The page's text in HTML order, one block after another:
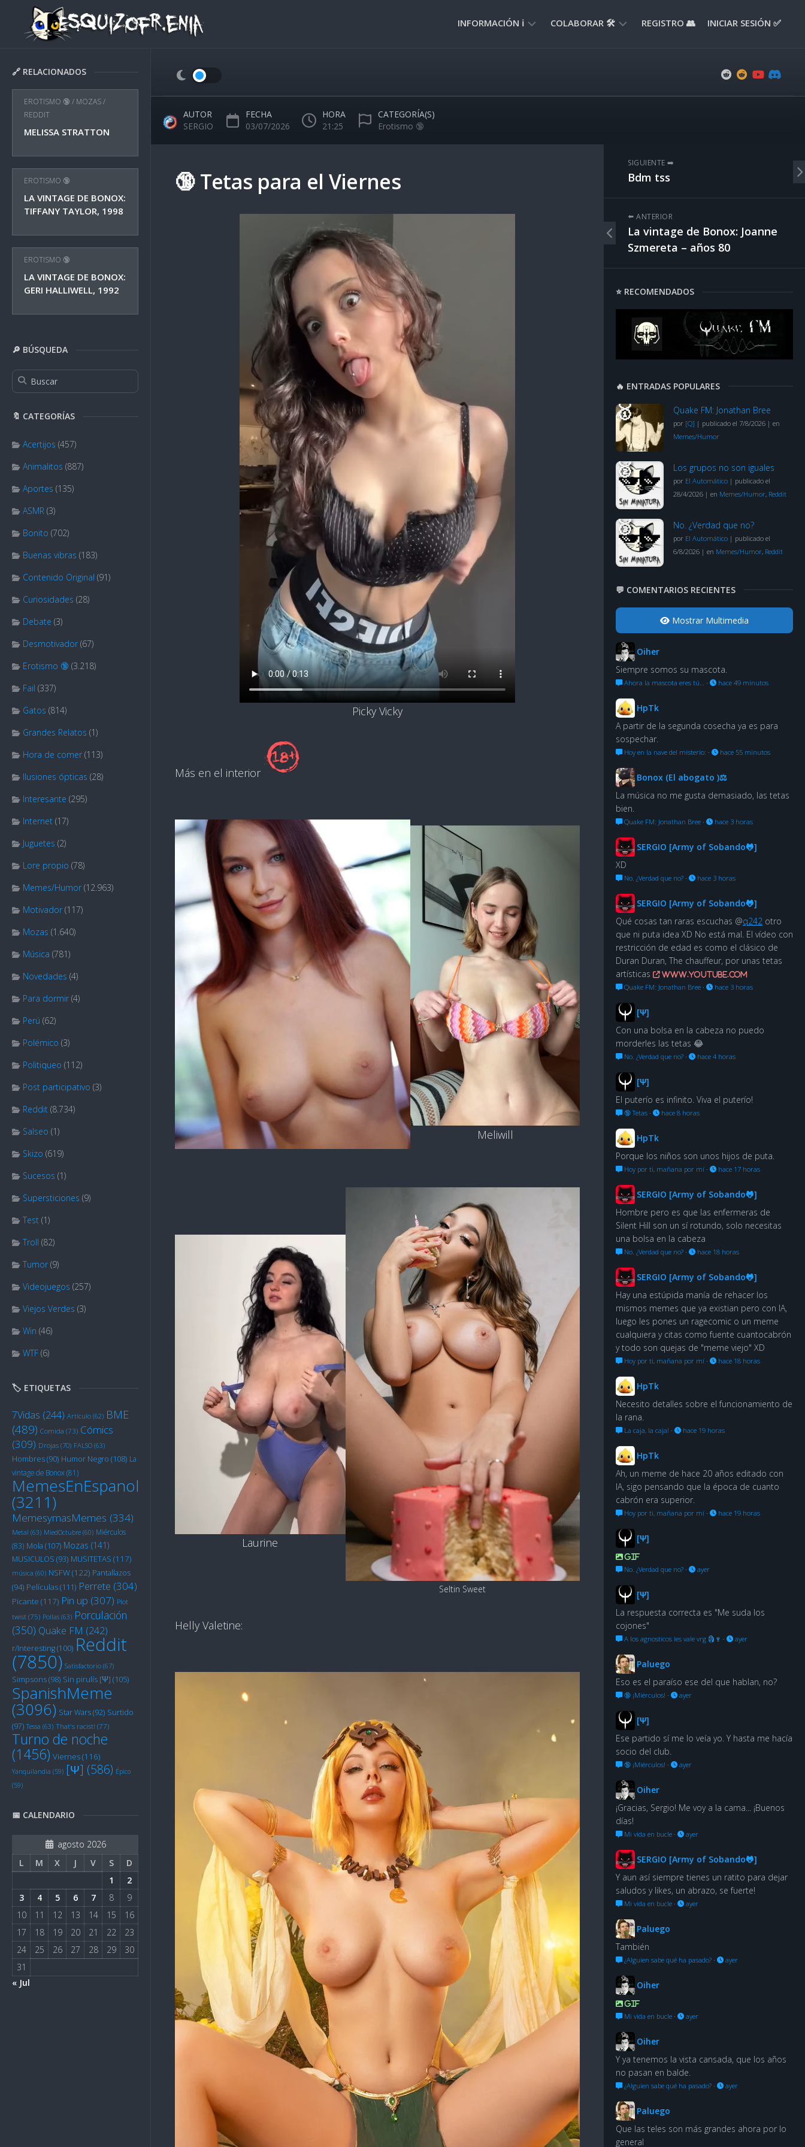
content
INFORMACIÓN ℹ️
NORMAS
COLABORAR 🛠️ REGISTRO 👥 INICIAR SESIÓN ✅
🔗 RELACIONADOS
EROTISMO 🔞/ MOZAS/
REDDIT
MELISSA STRATTON
EROTISMO 🔞
LA VINTAGE DE BONOX:
TIFFANY TAYLOR, 1998
EROTISMO 🔞
LA VINTAGE DE BONOX:
GERI HALLIWELL, 1992
🔎 BÚSQUEDA
🔖 CATEGORÍAS
Acertijos (457)
Animalitos (887)
Aportes (135)
ASMR (3)
Bonito (702)
Buenas vibras (183)
Contenido Original (91)
Curiosidades (28)
Debate (3)
Desmotivador (67)
Erotismo 🔞 (3.218)
Fail (337)
Gatos (814)
Grandes Relatos (1)
Hora de comer (113)
Ilusiones ópticas (28)
Interesante (295)
Internet (17)
Juguetes (2)
Lore propio (78)
Memes/Humor (12.963)
Motivador (117)
Mozas (1.640)
Música (781)
Novedades (4)
Para dormir (4)
Perú (62)
Polémico (3)
Politiqueo (112)
Post participativo (3)
Reddit (8.734)
Salseo (1)
Skizo (619)
Sucesos (1)
Supersticiones (9)
Test (1)
Troll (82)
Tumor (9)
Videojuegos (257)
Viejos Verdes (3)
Win (46)
WTF (6)
🏷️ ETIQUETAS
7Vidas (244) Artículo (62) BME
(489) Comida (73) Cómics
(309) Drojas (70) FALSO (63)
Hombres(90) Humor Negro (108) La
vintage de Bonox(81)
MemesEnEspanol
(3211)
MemesymasMemes (334)
Metal (63) MiedOctubre (60) Miérculos
(83) Mola (107) Mozas (141)
MUSICULOS (93) MUSITETAS (117)
música (60) NSFW(122) Pantallazos
(94) Películas(111) Perrete (304)
Picante (117) Pin up (307) Plot
twist (75) Pollas (63) Porculación
(350) Quake FM (242)
r/Interesting(100) Reddit
(7850) Satisfactorio (67)
Simpsons(98) Sin pirulís [Ψ] (105)
SpanishMeme
(3096) Star Wars(92) Surtido
(97) Tessa (63) That's racist! (77)
Turno de noche
(1456) Viernes(116)
Yanquilandia (59) [Ψ] (586) Épico
(59)
📅 CALENDARIO
agosto 2026
L
M X J V S
D
1
2
3
4 5 6 7 8
9
10
11 12 13 14 15
16
17
18 19 20 21 22
23
24
25 26 27 28 29
30
31
« Jul
AUTOR
SERGIO
FECHA
03/07/2026
HORA
21:25
CATEGORÍA(S)
Erotismo 🔞
🔞 Tetas para el Viernes
Picky Vicky
Más en el interior
Meliwill
Laurine
Seltin Sweet
Helly Valetine:
SIGUIENTE ➡️
Bdm tss
⬅️ ANTERIOR
La vintage de Bonox: Joanne
Szmereta – años 80
⭐ RECOMENDADOS
🔥 ENTRADAS POPULARES
Quake FM: Jonathan Bree
por [Q] | publicado el 7/8/2026 | en
Memes/Humor
Los grupos no son iguales
por El Automático | publicado el
28/4/2026 | en Memes/Humor, Reddit
No. ¿Verdad que no?
por El Automático | publicado el
6/8/2026 | en Memes/Humor, Reddit
💬 COMENTARIOS RECIENTES
Mostrar Multimedia
Oiher
Siempre somos su mascota.
Ahora la mascota eres tú… · hace 49 minutos
HpTk
A partir de la segunda cosecha ya es para
sospechar.
Hoy en la nave del misterio: · hace 55 minutos
Bonox (El abogato )⚖
La música no me gusta demasiado, las tetas
bien.
Quake FM: Jonathan Bree · hace 3 horas
SERGIO [Army of Sobando🐸]
XD
No. ¿Verdad que no? · hace 3 horas
SERGIO [Army of Sobando🐸]
Qué cosas tan raras escuchas @q242 otro
que ni puta idea XD No está mal. El vídeo con
restricción de edad es como el clásico de
Duran Duran, The chauffeur, por unas tetas
artísticas
www.youtube.com
Quake FM: Jonathan Bree · hace 3 horas
[Ψ]
Con una bolsa en la cabeza no puedo
morderles las tetas 😂
No. ¿Verdad que no? · hace 4 horas
[Ψ]
El puterío es infinito. Viva el puterío!
🔞 Tetas · hace 8 horas
HpTk
Porque los niños son unos hijos de puta.
Hoy por ti, mañana por mí · hace 17 horas
SERGIO [Army of Sobando🐸]
Hombre pero es que las enfermeras de
Silent Hill son un sí rotundo, solo necesitas
una bolsa en la cabeza
No. ¿Verdad que no? · hace 18 horas
SERGIO [Army of Sobando🐸]
Hay una estúpida manía de rehacer los
mismos memes que ya existian pero con IA,
luego les pones un ragecomic o un meme
cualquiera y citas como fuente cuantocabrón
y todo son quejas de "meme viejo" XD
Hoy por ti, mañana por mí · hace 18 horas
HpTk
Necesito detalles sobre el funcionamiento de
la rana.
La caja, la caja! · hace 19 horas
HpTk
Ah, un meme de hace 20 años editado con
IA, sigo pensando que la época de cuanto
cabrón era superior.
Hoy por ti, mañana por mí · hace 19 horas
[Ψ]
GIF
No. ¿Verdad que no? · ayer
[Ψ]
La respuesta correcta es "Me suda los
cojones"
A los agnosticos les vale vrg 🗿🍷 · ayer
Paluego
Eso es el paraíso ese del que hablan, no?
🔞 ¡Miérculos! · ayer
[Ψ]
Ese partido sí me lo veía yo. Y hasta me hacía
socio del club.
🔞 ¡Miérculos! · ayer
Oiher
¡Gracias, Sergio! Me voy a la cama... ¡Buenos
días!
Mi vida en bucle · ayer
SERGIO [Army of Sobando🐸]
Y aun así siempre tienes un ratito para dejar
saludos y likes, un abrazo, se fuerte!
Mi vida en bucle · ayer
Paluego
También
¿Alguien sabe qué ha pasado? · ayer
Oiher
GIF
Mi vida en bucle · ayer
Oiher
Y ya tenemos la vista cansada, que los años
no pasan en balde.
¿Alguien sabe qué ha pasado? · ayer
Paluego
Que las teles son más grandes ahora por lo
general